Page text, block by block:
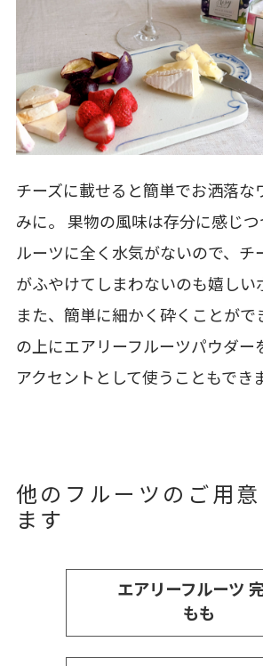
チーズに載せると簡単でお洒落な
みに。 果物の風味は存分に感じ
ルーツに全く水気がないので、チ
がふやけてしまわないのも嬉しい
また、簡単に細かく砕くことがで
の上にエアリーフルーツパウダー
アクセントとして使うこともでき
他のフルーツのご用
ます
エアリーフルーツ
もも